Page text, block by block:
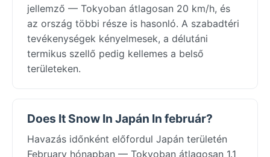
jellemző — Tokyoban átlagosan 20 km/h, és
az ország többi része is hasonló. A szabadtéri
tevékenységek kényelmesek, a délutáni
termikus szellő pedig kellemes a belső
területeken.
Does It Snow In Japán In február?
Havazás időnként előfordul Japán területén
February hónapban — Tokyoban átlagosan 1.1